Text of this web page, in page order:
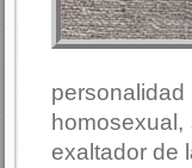
exaltador de